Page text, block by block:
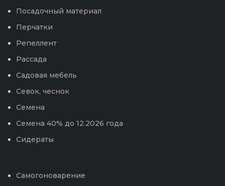
Посадочный материал
Перчатки
Репеллент
Рассада
Садовая мебель
Севок, чеснок
Семена
Семена 40% до 12.2026 года
Сидераты
Самогоноварение